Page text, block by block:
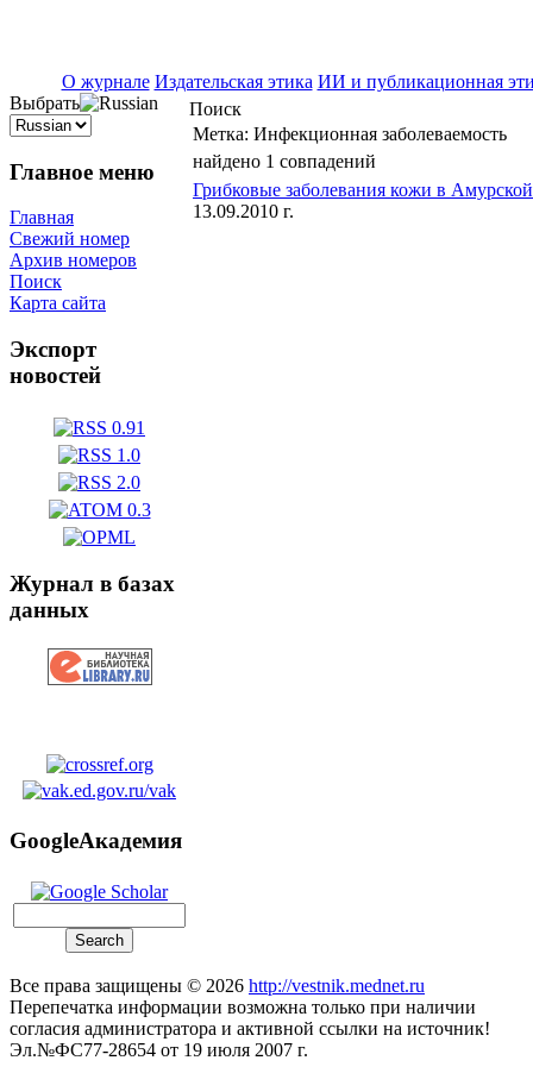
О журнале Издательская этика ИИ и публикационная
Выбрать
Главное меню
Главная
Свежий номер
Архив номеров
Поиск
Карта сайта
Экспорт
новостей
Журнал в базах
данных
GoogleАкадемия
Поиск
Метка: Инфекционная заболеваемость
найдено 1 совпадений
Грибковые заболевания кожи в
13.09.2010 г.
Все права защищены © 2026 http://vestnik.mednet.ru
Перепечатка информации возможна только при наличии
согласия администратора и активной ссылки на источник!
Эл.№ФС77-28654 от 19 июля 2007 г.